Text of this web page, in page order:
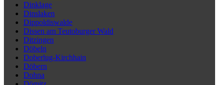
Dinklage
Dinslaken
Dippoldiswalde
Dissen am Teutoburger Wald
Ditzingen
Döbeln
Doberlug-Kirchhain
Döbern
Dohna